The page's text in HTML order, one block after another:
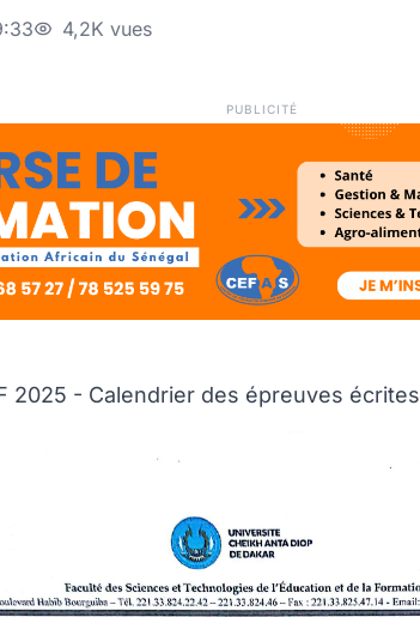
4,2K vues
PUBLICITÉ
2025 - Calendrier des épreuves écrites